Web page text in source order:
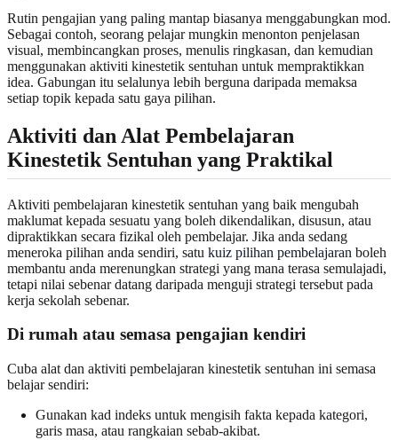
Rutin pengajian yang paling mantap biasanya menggabungkan mod.
Sebagai contoh, seorang pelajar mungkin menonton penjelasan
visual, membincangkan proses, menulis ringkasan, dan kemudian
menggunakan aktiviti kinestetik sentuhan untuk mempraktikkan
idea. Gabungan itu selalunya lebih berguna daripada memaksa
setiap topik kepada satu gaya pilihan.
Aktiviti dan Alat Pembelajaran
Kinestetik Sentuhan yang Praktikal
Aktiviti pembelajaran kinestetik sentuhan yang baik mengubah
maklumat kepada sesuatu yang boleh dikendalikan, disusun, atau
dipraktikkan secara fizikal oleh pembelajar. Jika anda sedang
meneroka pilihan anda sendiri, satu kuiz pilihan pembelajaran boleh
membantu anda merenungkan strategi yang mana terasa semulajadi,
tetapi nilai sebenar datang daripada menguji strategi tersebut pada
kerja sekolah sebenar.
Di rumah atau semasa pengajian kendiri
Cuba alat dan aktiviti pembelajaran kinestetik sentuhan ini semasa
belajar sendiri:
Gunakan kad indeks untuk mengisih fakta kepada kategori,
garis masa, atau rangkaian sebab-akibat.